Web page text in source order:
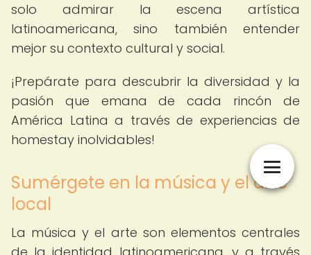
solo admirar la escena artística
latinoamericana, sino también entender
mejor su contexto cultural y social.
¡Prepárate para descubrir la diversidad y la
pasión que emana de cada rincón de
América Latina a través de experiencias de
homestay inolvidables!
Sumérgete en la música y el arte
local
La música y el arte son elementos centrales